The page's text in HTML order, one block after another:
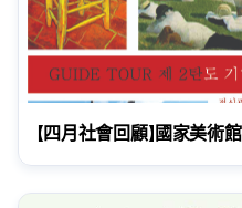
【四月社會回顧】國家美